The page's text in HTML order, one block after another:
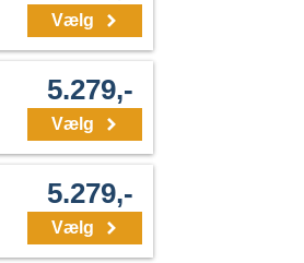
Vælg
5.279,-
Vælg
5.279,-
Vælg